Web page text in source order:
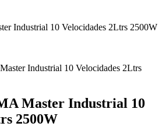
Industrial 10 Velocidades 2Ltrs
Master Industrial 10
2500W